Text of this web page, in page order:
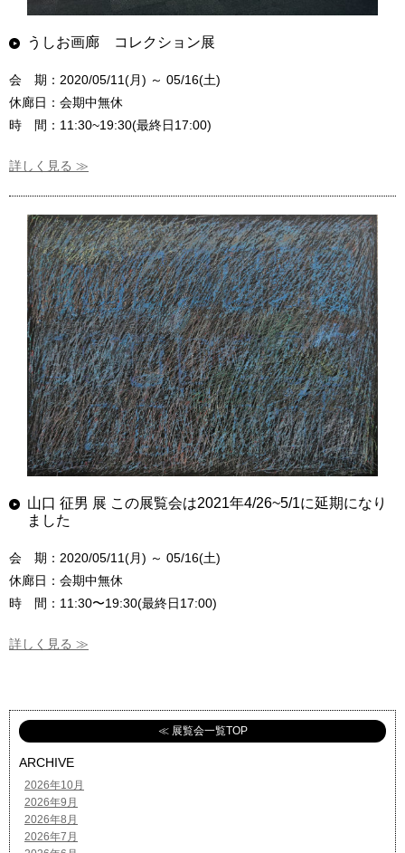
うしお画廊 コレクション展
会 期：2020/05/11(月) ～ 05/16(土)
休廊日：会期中無休
時 間：11:30~19:30(最終日17:00)
詳しく見る ≫
山口 征男 展 この展覧会は2021年4/26~5/1に延期になり
ました
会 期：2020/05/11(月) ～ 05/16(土)
休廊日：会期中無休
時 間：11:30〜19:30(最終日17:00)
詳しく見る ≫
≪ 展覧会一覧TOP
ARCHIVE
2026年10月
2026年9月
2026年8月
2026年7月